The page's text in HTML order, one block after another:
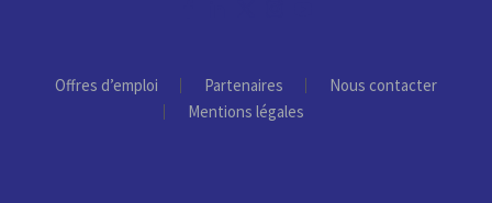
Offres d’emploi Partenaires
Nous contacter
Mentions légales